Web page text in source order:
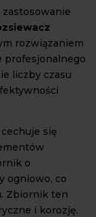
zastosowanie
rozwiązaniem
profesjonalnego
liczby czasu
się
o
ogniowo, co
Zbiornik ten
i korozję.